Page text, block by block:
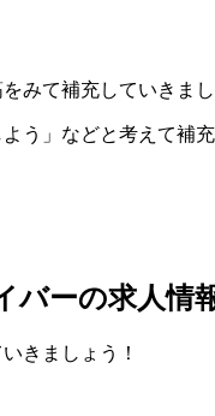
みて補充していきまし
う」などと考えて補
バーの求人情
きましょう！